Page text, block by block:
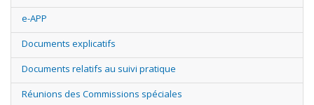
e-APP
Documents explicatifs
Documents relatifs au suivi pratique
Réunions des Commissions spéciales